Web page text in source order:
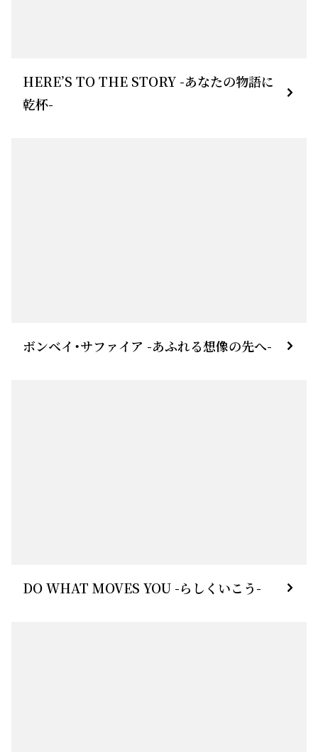
HERE’S TO THE STORY -あなたの物語に
乾杯-
ボンベイ・サファイア -あふれる想像の先へ-
DO WHAT MOVES YOU -らしくいこう-